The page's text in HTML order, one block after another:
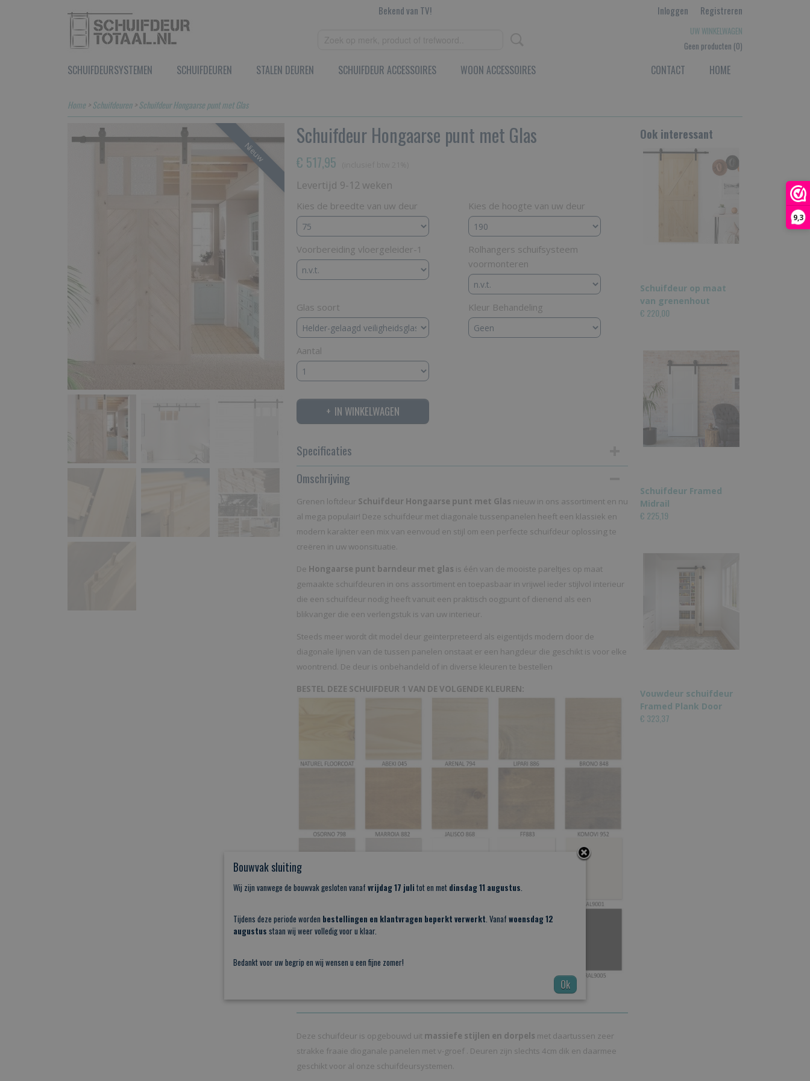
9,3
Bekend van TV! Inloggen Registreren
UW WINKELWAGEN
Geen producten (0)
HOME
CONTACT
SCHUIFDEURSYSTEMEN SCHUIFDEUREN STALEN DEUREN SCHUIFDEUR ACCESSOIRES WOON ACCESSOIRES
Home>Schuifdeuren>Schuifdeur Hongaarse punt met Glas
Nieuw
Schuifdeur Hongaarse punt met Glas
€ 517,95
Levertijd 9-12 weken
Kies de breedte van uw deur Kies de hoogte van uw deur
Voorbereiding vloergeleider-1
Rolhangers schuifsysteem
voormonteren
Glas soort Kleur Behandeling
Aantal
IN WINKELWAGEN
Specificaties
Productcode
Omschrijving
Grenen loftdeur Schuifdeur Hongaarse punt met Glas nieuw in ons assortiment en nu
al mega populair! Deze schuifdeur met diagonale tussenpanelen heeft een klassiek en
modern karakter een mix van eenvoud en stijl om een perfecte schuifdeur oplossing te
creëren in uw woonsituatie.
De Hongaarse punt barndeur met glas is één van de mooiste pareltjes op maat
gemaakte schuifdeuren in ons assortiment en toepasbaar in vrijwel ieder stijlvol interieur
die een schuifdeur nodig heeft vanuit een praktisch oogpunt of dienend als een
blikvanger die een verlengstuk is van uw interieur.
Steeds meer wordt dit model deur geïnterpreteerd als eigentijds modern door de
diagonale lijnen van de tussen panelen onstaat er een hangdeur die geschikt is voor elke
woontrend. De deur is onbehandeld of in diverse kleuren te bestellen
BESTEL DEZE SCHUIFDEUR 1 VAN DE VOLGENDE KLEUREN:
Deze schuifdeur is opgebouwd uit massiefe stijlen en dorpels met daartussen zeer
strakke fraaie dioganale panelen met v-groef . Deuren zijn slechts 4cm dik en daarmee
geschikt voor al onze schuifdeursystemen.
Ook interessant
Schuifdeur op maat
van grenenhout
€ 220,00
Schuifdeur Framed
Midrail
€ 225,19
Vouwdeur schuifdeur
Framed Plank Door
€ 323,37
Bouwvak sluiting
Wij zijn vanwege de bouwvak gesloten vanaf vrijdag 17 juli tot en met dinsdag 11 augustus.
Tijdens deze periode worden bestellingen en klantvragen beperkt verwerkt. Vanaf woensdag 12
augustus staan wij weer volledig voor u klaar.
Bedankt voor uw begrip en wij wensen u een fijne zomer!
Ok